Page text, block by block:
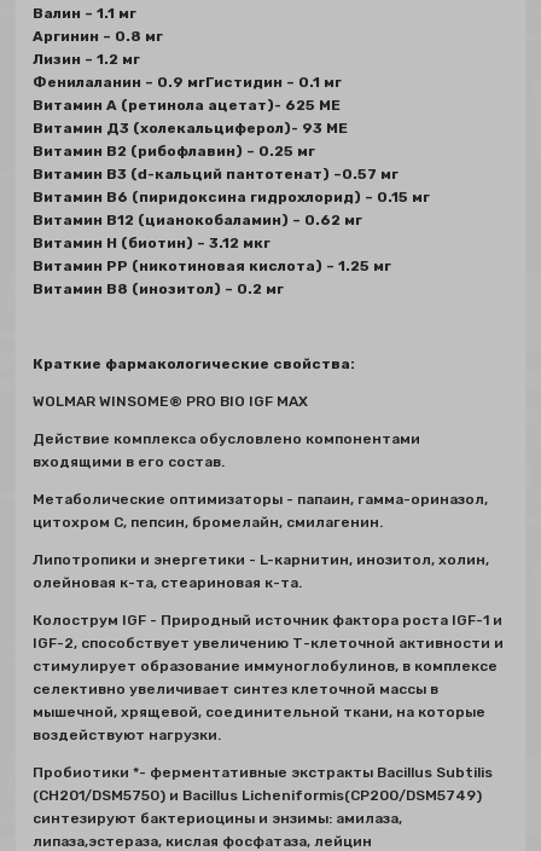
Валин – 1.1 мг
Аргинин – 0.8 мг
Лизин – 1.2 мг
Фенилаланин – 0.9 мгГистидин – 0.1 мг
Витамин А (ретинола ацетат)- 625 МЕ
Витамин Д3 (холекальциферол)- 93 МЕ
Витамин В2 (рибофлавин) – 0.25 мг
Витамин В3 (d-кальций пантотенат) –0.57 мг
Витамин В6 (пиридоксина гидрохлорид) – 0.15 мг
Витамин В12 (цианокобаламин) – 0.62 мг
Витамин Н (биотин) – 3.12 мкг
Витамин РР (никотиновая кислота) – 1.25 мг
Витамин В8 (инозитол) – 0.2 мг
Краткие фармакологические свойства:
WOLMAR WINSOME® PRO BIO IGF MAX
Действие комплекса обусловлено компонентами
входящими в его состав.
Метаболические оптимизаторы - папаин, гамма-ориназол,
цитохром С, пепсин, бромелайн, смилагенин.
Липотропики и энергетики - L-карнитин, инозитол, холин,
олейновая к-та, стеариновая к-та.
Колострум IGF - Природный источник фактора роста IGF-1 и
IGF-2, способствует увеличению Т-клеточной активности и
стимулирует образование иммуноглобулинов, в комплексе
селективно увеличивает синтез клеточной массы в
мышечной, хрящевой, соединительной ткани, на которые
воздействуют нагрузки.
Пробиотики *- ферментативные экстракты Bacillus Subtilis
(CH201/DSM5750) и Bacillus Licheniformis(CP200/DSM5749)
синтезируют бактериоцины и энзимы: амилаза,
липаза,эстераза, кислая фосфатаза, лейцин